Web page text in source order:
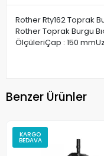
Rother Rty162 Toprak
Rother Toprak Burgu
ÖlçüleriÇap : 150
Benzer Ürünler
KARGO
BEDAVA